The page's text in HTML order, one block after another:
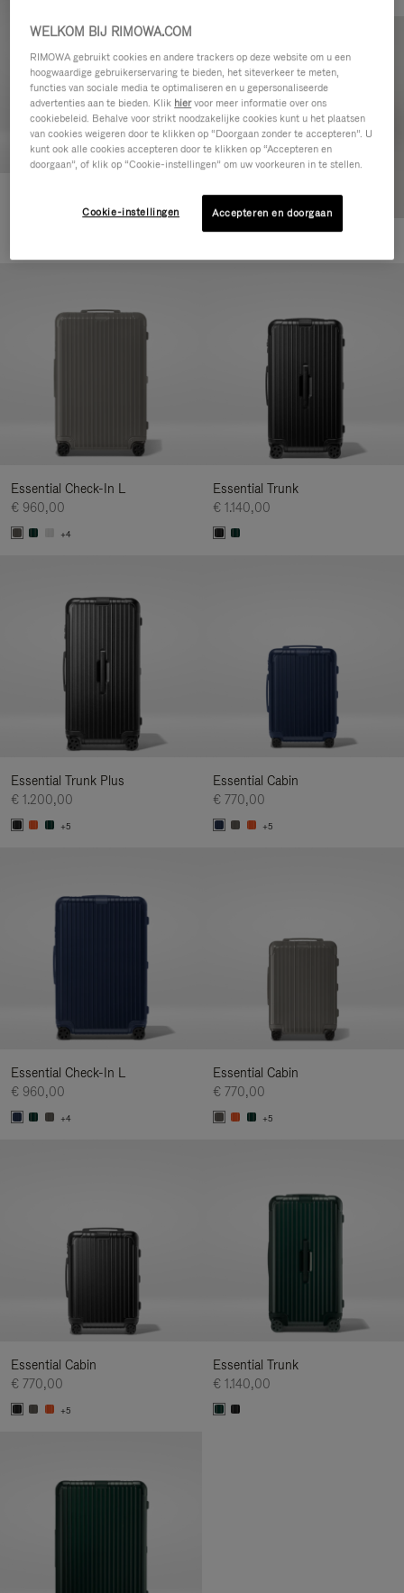
Essential Check-In L
€ 960,00
+4
Essential Trunk
€ 1.140,00
Essential Trunk Plus
€ 1.200,00
+5
Essential Cabin
€ 770,00
+5
Essential Check-In L
€ 960,00
+4
Essential Cabin
€ 770,00
+5
Essential Cabin
€ 770,00
+5
Essential Trunk
€ 1.140,00
WELKOM BIJ RIMOWA.COM
RIMOWA gebruikt cookies en andere trackers op deze website om u een
hoogwaardige gebruikerservaring te bieden, het siteverkeer te meten,
functies van sociale media te optimaliseren en u gepersonaliseerde
advertenties aan te bieden. Klik hiervoor meer informatie over ons
cookiebeleid. Behalve voor strikt noodzakelijke cookies kunt u het plaatsen
van cookies weigeren door te klikken op “Doorgaan zonder te accepteren”. U
kunt ook alle cookies accepteren door te klikken op “Accepteren en
doorgaan”, of klik op “Cookie-instellingen” om uw voorkeuren in te stellen.
Cookie-instellingen Accepteren en doorgaan